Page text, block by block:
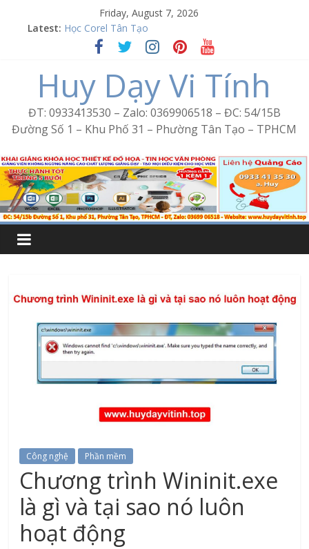
Friday, August 7, 2026
Latest: Học Corel Tân Tạo
Cách tạo USB Boot bằng Ventoy
Khóa học Photoshop tại Tân Tạo
Excel Bình Trị Đông – Vi tính văn phòng cấp tốc
Word Bình Trị Đông – Tin học văn phòng cấp tốc
Huy Dạy Vi Tính
ĐT: 0933413530 – Zalo: 0369906518 – ĐC: 54/15B
Đường Số 1 – Khu Phố 31 – Phường Tân Tạo – TPHCM
Công nghệ Phần mềm
Chương trình Wininit.exe
là gì và tại sao nó luôn
hoạt động